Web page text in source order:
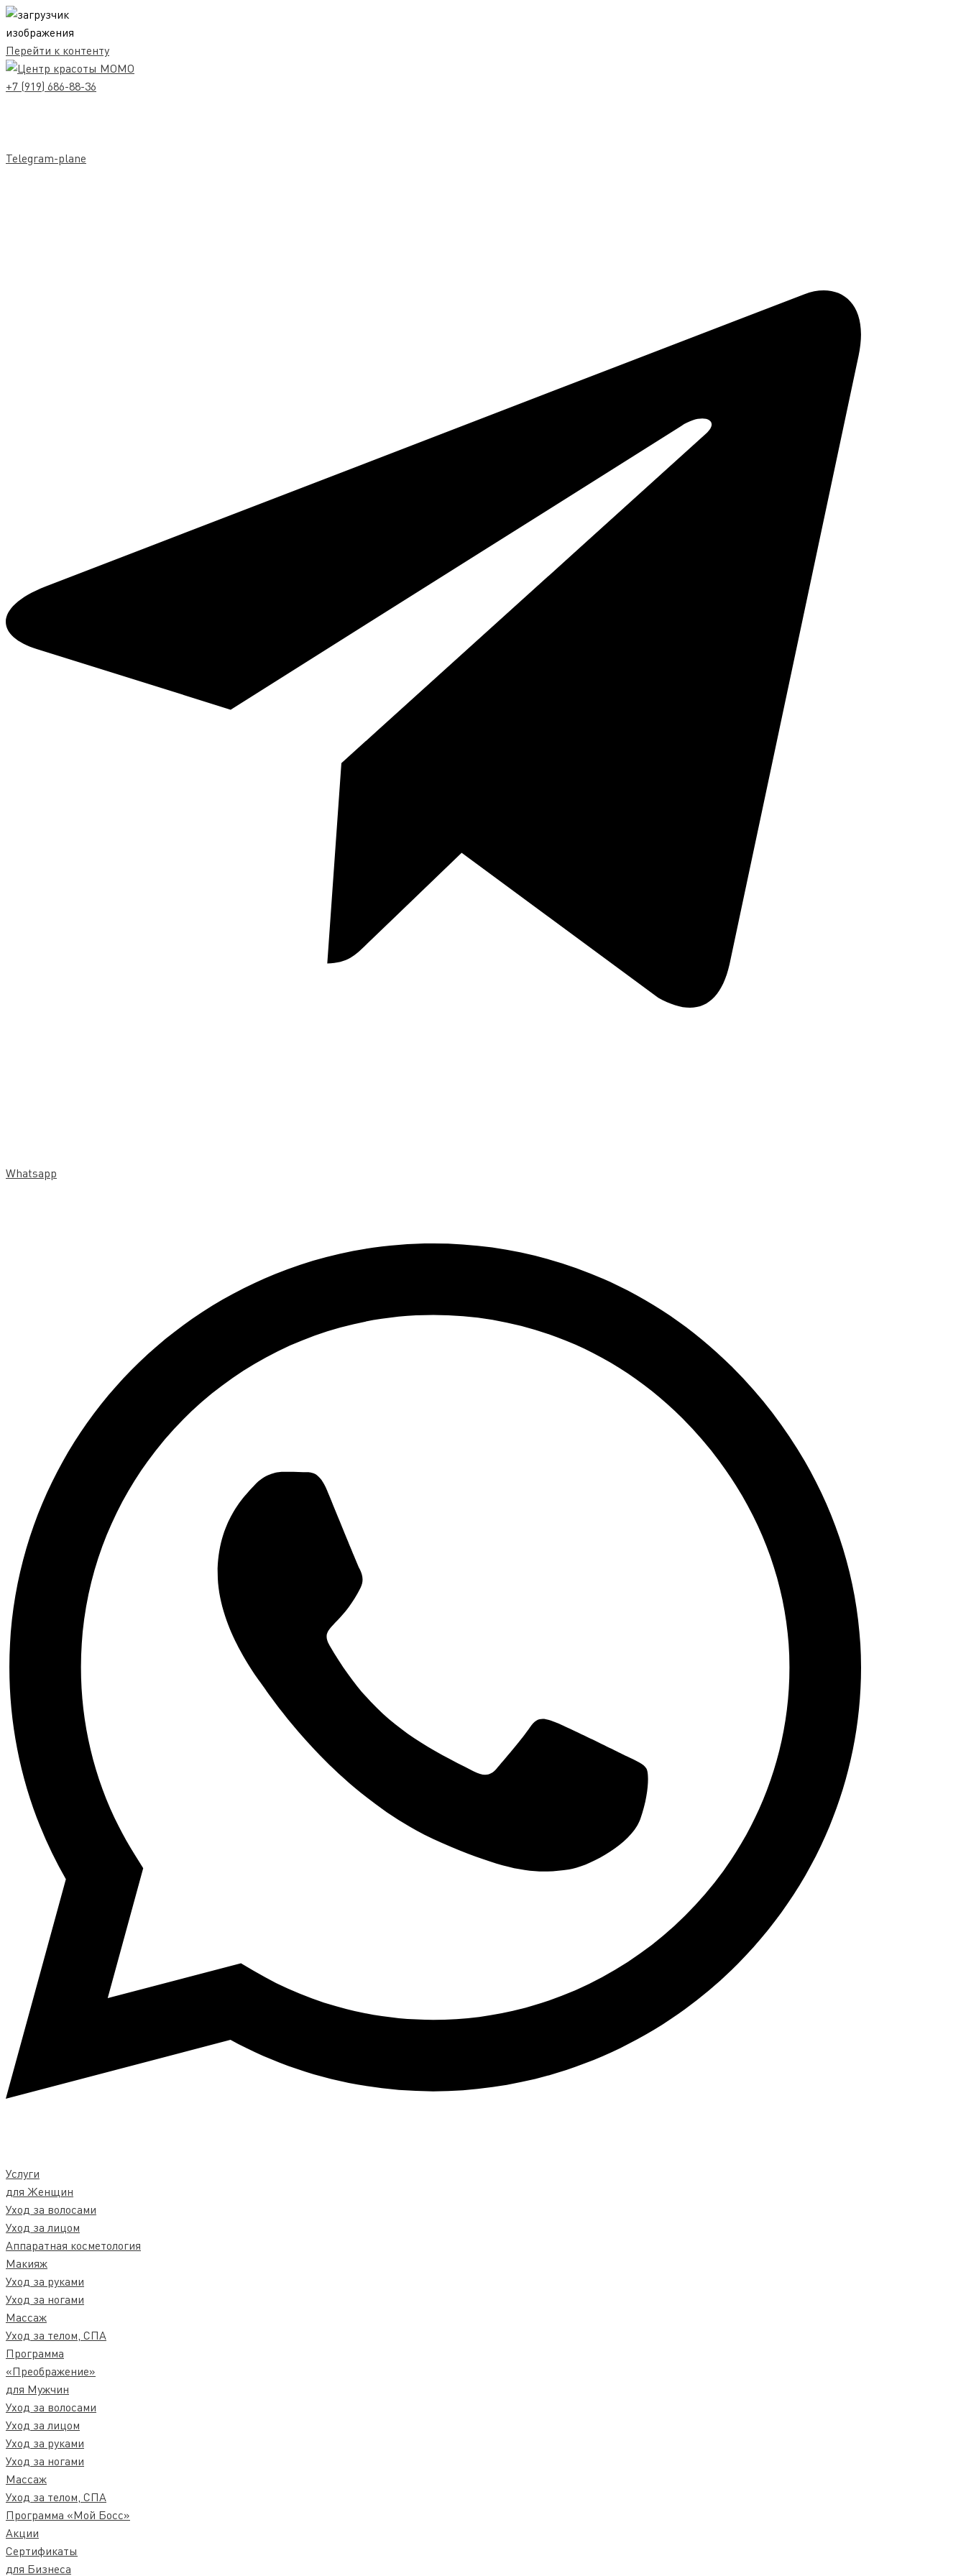
Перейти к контенту
+7 (919) 686-88-36
Telegram-plane
Whatsapp
Услуги
для Женщин
Уход за волосами
Уход за лицом
Аппаратная косметология
Макияж
Уход за руками
Уход за ногами
Массаж
Уход за телом, СПА
Программа
«Преображение»
для Мужчин
Уход за волосами
Уход за лицом
Уход за руками
Уход за ногами
Массаж
Уход за телом, СПА
Программа «Мой Босс»
Акции
Сертификаты
для Бизнеса